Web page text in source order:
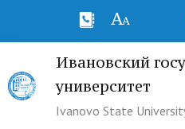
Ивановский
университет
Ivanovo State